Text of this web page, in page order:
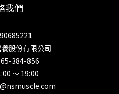
我們
股份有限公司
384-856
～ 19:00